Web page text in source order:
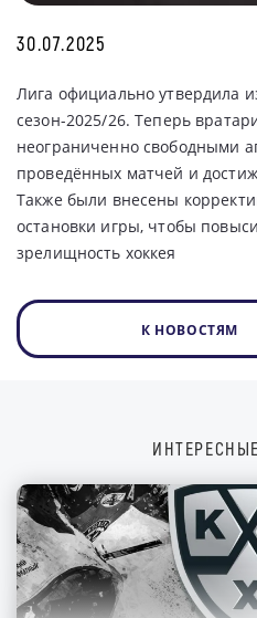
30.07.2025
Лига официально утвердила
сезон-2025/26. Теперь
неограниченно свободными
проведённых матчей и
Также были внесены
остановки игры, чтобы
зрелищность хоккея
К НОВОСТЯМ